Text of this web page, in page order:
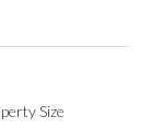
Size